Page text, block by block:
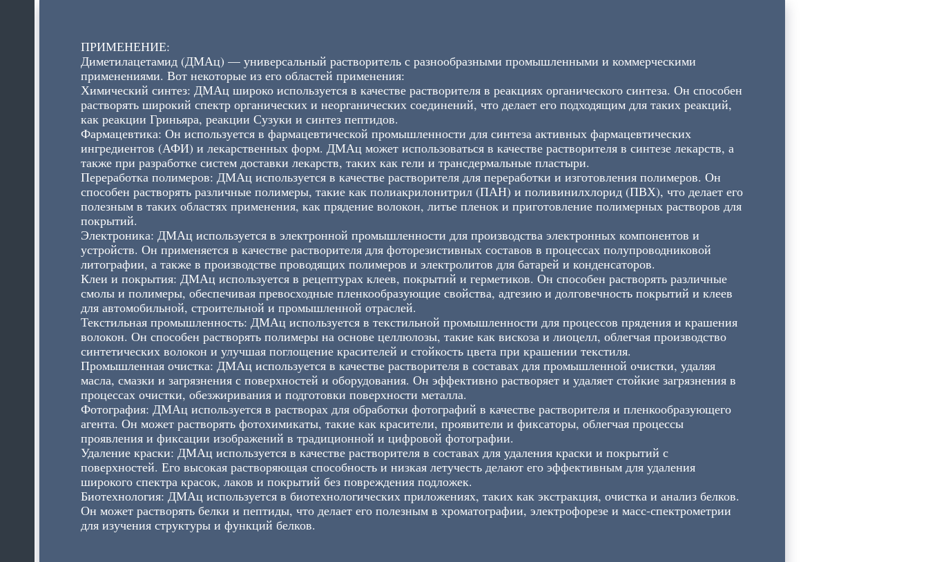
ПРИМЕНЕНИЕ:
Диметилацетамид (ДМАц) — универсальный растворитель с разнообразными промышленными и коммерческими
применениями. Вот некоторые из его областей применения:
Химический синтез: ДМАц широко используется в качестве растворителя в реакциях органического синтеза. Он способен
растворять широкий спектр органических и неорганических соединений, что делает его подходящим для таких реакций,
как реакции Гриньяра, реакции Сузуки и синтез пептидов.
Фармацевтика: Он используется в фармацевтической промышленности для синтеза активных фармацевтических
ингредиентов (АФИ) и лекарственных форм. ДМАц может использоваться в качестве растворителя в синтезе лекарств, а
также при разработке систем доставки лекарств, таких как гели и трансдермальные пластыри.
Переработка полимеров: ДМАц используется в качестве растворителя для переработки и изготовления полимеров. Он
способен растворять различные полимеры, такие как полиакрилонитрил (ПАН) и поливинилхлорид (ПВХ), что делает его
полезным в таких областях применения, как прядение волокон, литье пленок и приготовление полимерных растворов для
покрытий.
Электроника: ДМАц используется в электронной промышленности для производства электронных компонентов и
устройств. Он применяется в качестве растворителя для фоторезистивных составов в процессах полупроводниковой
литографии, а также в производстве проводящих полимеров и электролитов для батарей и конденсаторов.
Клеи и покрытия: ДМАц используется в рецептурах клеев, покрытий и герметиков. Он способен растворять различные
смолы и полимеры, обеспечивая превосходные пленкообразующие свойства, адгезию и долговечность покрытий и клеев
для автомобильной, строительной и промышленной отраслей.
Текстильная промышленность: ДМАц используется в текстильной промышленности для процессов прядения и крашения
волокон. Он способен растворять полимеры на основе целлюлозы, такие как вискоза и лиоцелл, облегчая производство
синтетических волокон и улучшая поглощение красителей и стойкость цвета при крашении текстиля.
Промышленная очистка: ДМАц используется в качестве растворителя в составах для промышленной очистки, удаляя
масла, смазки и загрязнения с поверхностей и оборудования. Он эффективно растворяет и удаляет стойкие загрязнения в
процессах очистки, обезжиривания и подготовки поверхности металла.
Фотография: ДМАц используется в растворах для обработки фотографий в качестве растворителя и пленкообразующего
агента. Он может растворять фотохимикаты, такие как красители, проявители и фиксаторы, облегчая процессы
проявления и фиксации изображений в традиционной и цифровой фотографии.
Удаление краски: ДМАц используется в качестве растворителя в составах для удаления краски и покрытий с
поверхностей. Его высокая растворяющая способность и низкая летучесть делают его эффективным для удаления
широкого спектра красок, лаков и покрытий без повреждения подложек.
Биотехнология: ДМАц используется в биотехнологических приложениях, таких как экстракция, очистка и анализ белков.
Он может растворять белки и пептиды, что делает его полезным в хроматографии, электрофорезе и масс-спектрометрии
для изучения структуры и функций белков.